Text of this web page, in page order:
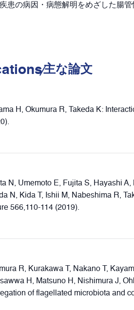
患の病因・病態解明をめざした腸
主な論⽂
H, Okumura R, Takeda K:
N, Umemoto E, Fujita S, Hayashi
N, Kida T, Ishii M, Nabeshima R,
566,110-114 (2019).
R, Kurakawa T, Nakano T,
H, Matsuno H, Nishimura J,
of flagellated microbiota and